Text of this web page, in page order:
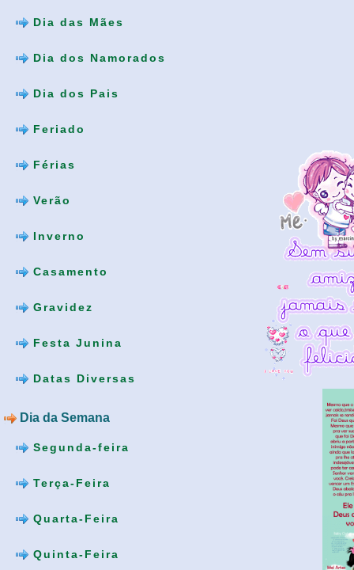
Dia das Mães
Dia dos Namorados
Dia dos Pais
Feriado
Férias
Verão
Inverno
Casamento
Gravidez
Festa Junina
Datas Diversas
Dia da Semana
Segunda-feira
Terça-Feira
Quarta-Feira
Quinta-Feira